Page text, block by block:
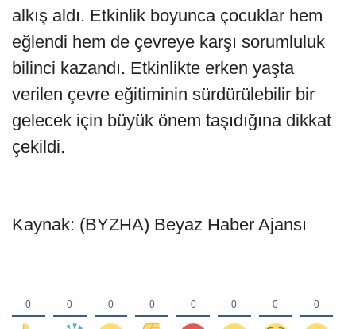
alkış aldı. Etkinlik boyunca çocuklar hem
eğlendi hem de çevreye karşı sorumluluk
bilinci kazandı. Etkinlikte erken yaşta
verilen çevre eğitiminin sürdürülebilir bir
gelecek için büyük önem taşıdığına dikkat
çekildi.
Kaynak: (BYZHA) Beyaz Haber Ajansı